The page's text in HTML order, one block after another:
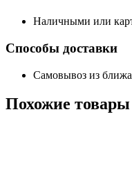
Наличными или
Способы доставки
Самовывоз из
Похожие товары